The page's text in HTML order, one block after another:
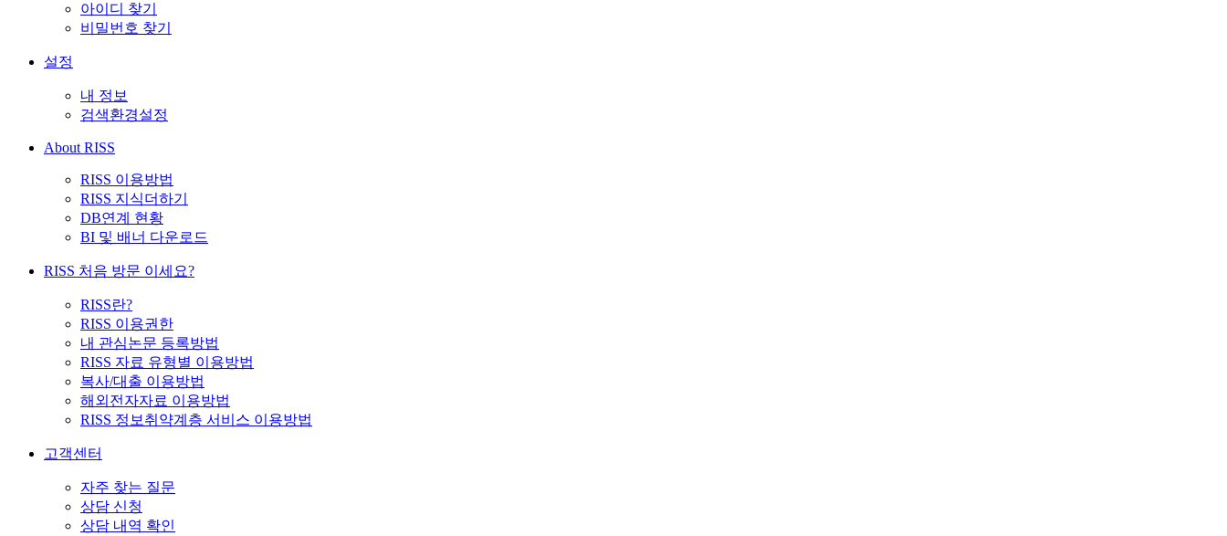
아이디 찾기
비밀번호 찾기
설정
내 정보
검색환경설정
About RISS
RISS 이용방법
RISS 지식더하기
DB연계 현황
BI 및 배너 다운로드
RISS 처음 방문 이세요?
RISS란?
RISS 이용권한
내 관심논문 등록방법
RISS 자료 유형별 이용방법
복사/대출 이용방법
해외전자자료 이용방법
RISS 정보취약계층 서비스 이용방법
고객센터
자주 찾는 질문
상담 신청
상담 내역 확인